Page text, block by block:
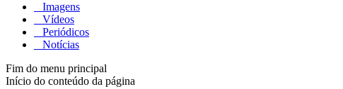
Imagens
Vídeos
Periódicos
Notícias
Fim do menu principal
Início do conteúdo da página